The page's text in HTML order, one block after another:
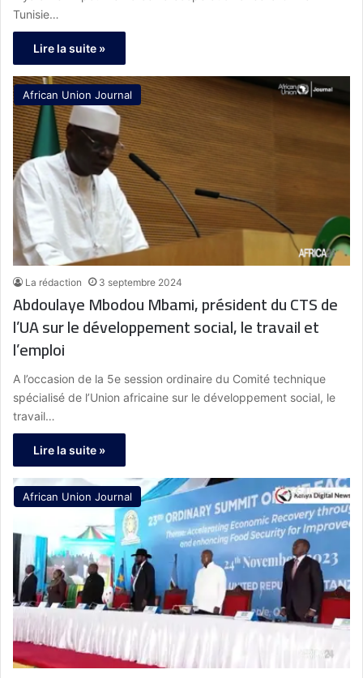
Tunisie…
Lire la suite »
African Union Journal
La rédaction 3 septembre 2024
Abdoulaye Mbodou Mbami, président du CTS de
l’UA sur le développement social, le travail et
l’emploi
A l’occasion de la 5e session ordinaire du Comité technique
spécialisé de l’Union africaine sur le développement social, le
travail…
Lire la suite »
African Union Journal